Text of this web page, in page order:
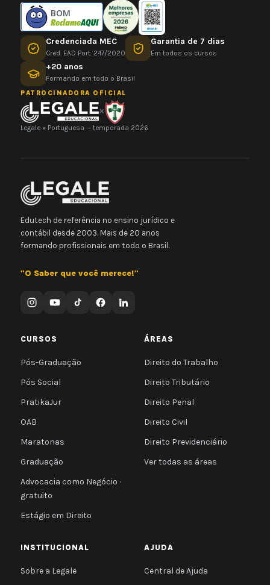
BOM
Credenciada MEC
Cred. EAD Port. 247/2020
Garantia de 7 dias
Em todos os cursos
+20 anos
Formando em todo o Brasil
PATROCINADORA OFICIAL
×
Legale × Portuguesa — temporada 2026
Edutech de referência no ensino jurídico e
contábil desde 2003. Mais de 20 anos
formando profissionais em todo o Brasil.
"O Saber que você merece!"
CURSOS
Pós-Graduação
Pós Social
PratikaJur
OAB
Maratonas
Graduação
Advocacia como Negócio ·
gratuito
Estágio em Direito
ÁREAS
Direito do Trabalho
Direito Tributário
Direito Penal
Direito Civil
Direito Previdenciário
Ver todas as áreas
INSTITUCIONAL
Sobre a Legale
AJUDA
Central de Ajuda